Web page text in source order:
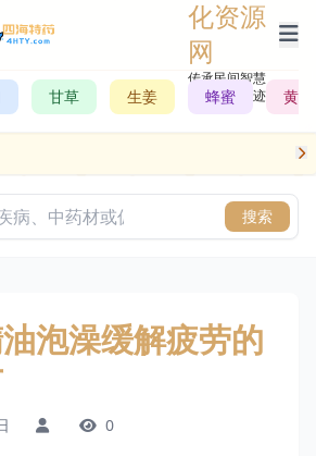
化资源
网
传承民间智慧，
记录历史轨迹
甘草 生姜 蜂蜜 黄芪
搜索
泡澡缓解疲劳的
0